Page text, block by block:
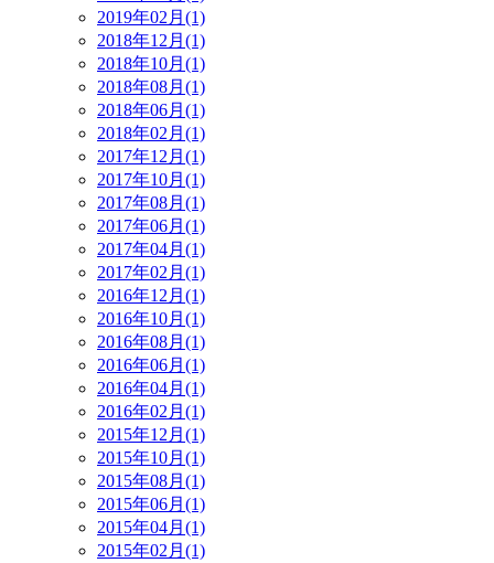
2019年02月(1)
2018年12月(1)
2018年10月(1)
2018年08月(1)
2018年06月(1)
2018年02月(1)
2017年12月(1)
2017年10月(1)
2017年08月(1)
2017年06月(1)
2017年04月(1)
2017年02月(1)
2016年12月(1)
2016年10月(1)
2016年08月(1)
2016年06月(1)
2016年04月(1)
2016年02月(1)
2015年12月(1)
2015年10月(1)
2015年08月(1)
2015年06月(1)
2015年04月(1)
2015年02月(1)